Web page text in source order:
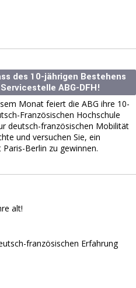
des 10-jährigen Bestehens
ABG-DFH!
Monat feiert die ABG ihre 10-
Französischen Hochschule
deutsch-französischen Mobilität
und versuchen Sie, ein
Berlin zu gewinnen.
alt!
französischen Erfahrung